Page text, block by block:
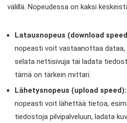
välillä. Nopeudessa on kaksi
Latausnopeus (download
nopeasti voit vastaanottaa dataa,
selata nettisivuja tai ladata
tämä on tärkein mittari.
Lähetysnopeus (upload speed):
nopeasti voit lähettää tietoa,
tiedostoja pilvipalveluun, ladata